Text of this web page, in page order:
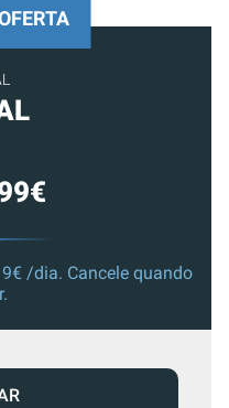
/dia. Cancele quando